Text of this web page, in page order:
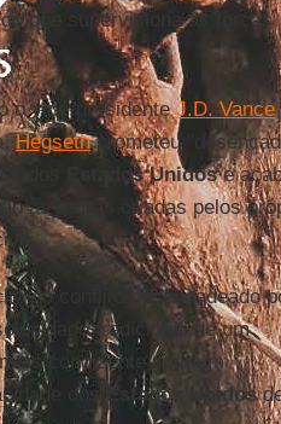
que supervisiona as forças
o vice-presidenteJ.D. Vance
Hegsethprometeu
dos
Estados Unidose
as regras criadas pelos
no conflito desencadeado
tradicional de um
condizente com um
dos Estados Unidos